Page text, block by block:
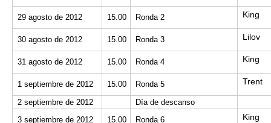
29 agosto de 2012 15.00 Ronda 2 King
30 agosto de 2012 15.00 Ronda 3 Lilov
31 agosto de 2012 15.00 Ronda 4 King
1 septiembre de 2012 15.00 Ronda 5 Trent
2 septiembre de 2012
Día de descanso
3 septiembre de 2012
15.00 Ronda 6 King